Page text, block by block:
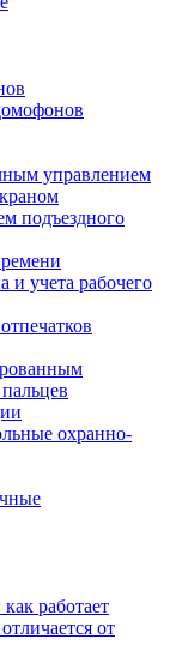
управлением
подъездного
и учета рабочего
охранно-
работает
от